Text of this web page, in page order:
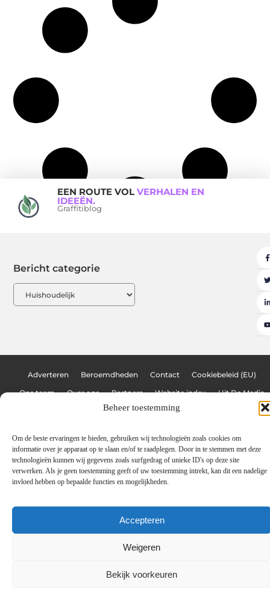
Beheer toestemming
Om de beste ervaringen te bieden, gebruiken wij technologieën zoals cookies om
informatie over je apparaat op te slaan en/of te raadplegen. Door in te stemmen met deze
technologieën kunnen wij gegevens zoals surfgedrag of unieke ID's op deze site
verwerken. Als je geen toestemming geeft of uw toestemming intrekt, kan dit een nadelige
invloed hebben op bepaalde functies en mogelijkheden.
Accepteren
Weigeren
Bekijk voorkeuren
EEN ROUTE VOL VERHALEN EN
IDEEËN.
Graffitiblog
Bericht categorie
Adverteren Beroemdheden Contact Cookiebeleid (EU)
Ons team Over ons Partners Website index Uit De Media
Linkbuilding platform: de sleutel tot meer online autoriteit
All Rights Reserved © 2025
www.graffitiblog.be